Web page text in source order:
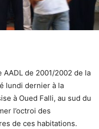
de 2001/2002 de la
lundi dernier à la
à Oued Falli, au sud du
l’octroi des
de ces habitations.